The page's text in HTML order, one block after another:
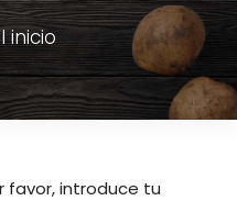
inicio
favor, introduce tu